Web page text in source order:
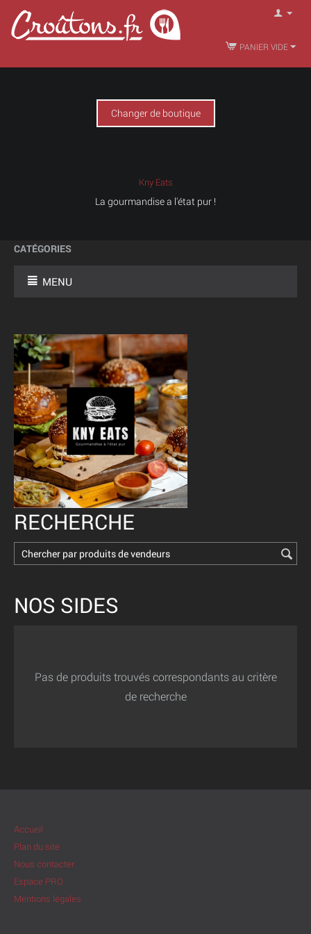
PANIER VIDE
Changer de boutique
Kny Eats
La gourmandise a l'état pur !
CATÉGORIES
MENU
RECHERCHE
NOS SIDES
Pas de produits trouvés correspondants au critère
de recherche
Accueil
Plan du site
Nous contacter
Espace PRO
Mentions légales